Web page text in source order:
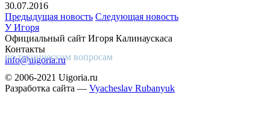
30.07.2016
Предыдущая новость Следующая новость
У Игоря
Официальный сайт Игоря Калинаускаса
Контакты
info@uigoria.ru
по техническим вопросам
© 2006-2021 Uigoria.ru
Разработка сайта — Vyacheslav Rubanyuk